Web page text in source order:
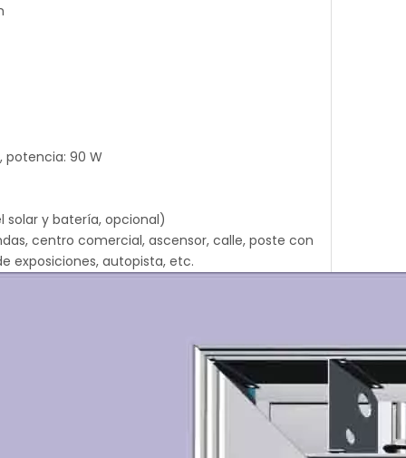
potencia: 90 W
solar y batería, opcional)
centro comercial, ascensor, calle, poste con
exposiciones, autopista, etc.